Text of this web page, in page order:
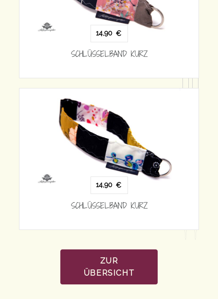
14,90
SCHLÜSSELBAND KURZ
14,90
SCHLÜSSELBAND KURZ
ZUR
ÜBERSICHT